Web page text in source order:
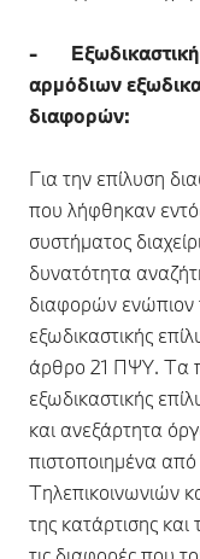
- Εξωδικαστική
αρμόδιων
διαφορών:
Για την επίλυση
που λήφθηκαν
συστήματος
δυνατότητα
διαφορών ενώπιον
εξωδικαστικής
άρθρο 21 ΠΨΥ. Τα
εξωδικαστικής
και ανεξάρτητα
πιστοποιημένα
Τηλεπικοινωνιών
της κατάρτισης και